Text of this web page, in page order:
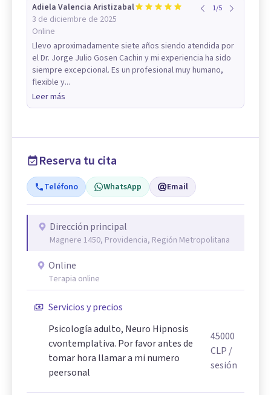
Adiela Valencia Aristizabal
3 de diciembre de 2025
Online
1/5
Llevo aproximadamente siete años siendo atendida por
el Dr. Jorge Julio Gosen Cachin y mi experiencia ha sido
siempre excepcional. Es un profesional muy humano,
flexible y...
Leer más
Reserva tu cita
Teléfono WhatsApp Email
Dirección principal
Magnere 1450, Providencia, Región Metropolitana
Online
Terapia online
Servicios y precios
Psicología adulto, Neuro Hipnosis
cvontemplativa. Por favor antes de
tomar hora llamar a mi numero
peersonal
45000
CLP /
sesión